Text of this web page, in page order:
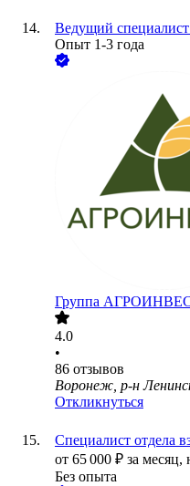
Ведущий
Опыт 1-3 года
Группа
4.0
•
86 отзывов
Воронеж, р-н
Откликнуться
Специалист отдела
от 65 000 ₽ за месяц,
Без опыта